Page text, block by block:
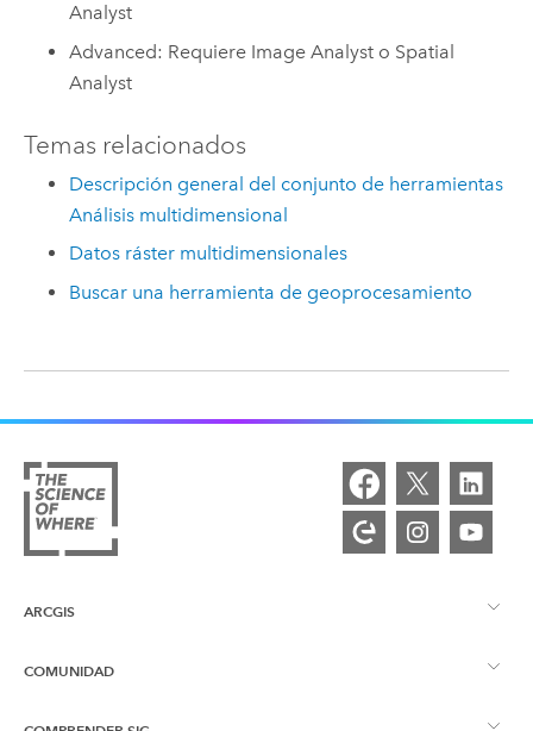
Analyst
Advanced: Requiere Image Analyst o Spatial
Analyst
Temas relacionados
Descripción general del conjunto de herramientas
Análisis multidimensional
Datos ráster multidimensionales
Buscar una herramienta de geoprocesamiento
ARCGIS
Descripción general de ArcGIS
COMUNIDAD